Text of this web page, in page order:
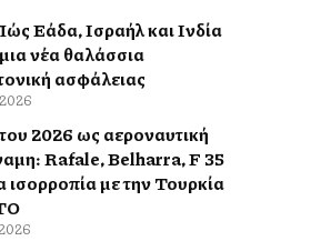
Ελλάδα, Ισραήλ και Ινδία
νέα θαλάσσια
ασφάλειας
του 2026 ως αεροναυτική
Rafale, Belharra, F 35
ισορροπία με την Τουρκία